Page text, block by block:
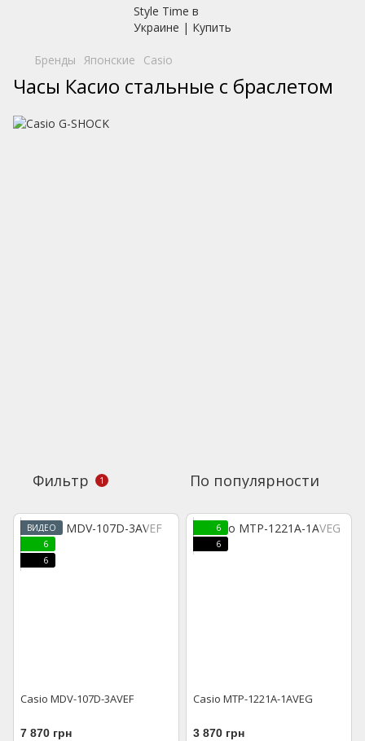
Бренды Японские Casio
Часы Касио стальные с браслетом
Фильтр 1 По популярности
ВИДЕО
6
6
Casio MDV-107D-3AVEF
7 870 грн
6
6
Casio MTP-1221A-1AVEG
3 870 грн